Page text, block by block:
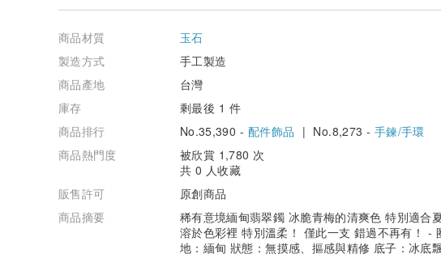
•造成金屬氧化有許多因素，環境使然、人為造成及身體因素......等都可
保養可詢問小幫手，請勿將此認知為商品質量差，感謝各位。
▍ 水晶瑪瑙玉石注意事項
•水晶瑪瑙玉石礦物表面或內部可能產生冰裂、雲霧、共生礦、岩石原皮
徵，不算在瑕疵範圍，不能接受者請勿購買。
•礦石於拋光、打磨或晶體切割等階段難免會有削邊不平整或存在少許摸
「盡量」全數告知，倘若有小地方不慎遺漏也請見諒，但絕對不會故意
思。
•商品均以實物為主，照片影片會盡可能以各種角度及光照真實呈現，但
設備、網路連線等影響而有些許落差，如果還是無法接受者請勿購
商品材質
玉石
製造方式
手工製造
商品產地
台灣
庫存
剩最後 1 件
商品排行
No.35,390 - 配件飾品 | No.8,273 -手鍊/手環
商品熱門度
被欣賞 1,780 次
共 0 人收藏
販售許可
原創商品
商品摘要
稀有意境緬甸翡翠鐲 冰脆青梅的清爽色 特別適合
溶於色彩裡 特別溫柔！ 僅此一支 錯過不再有！ -
地：緬甸 狀態：無摸感、摳感與精修 底子：冰底